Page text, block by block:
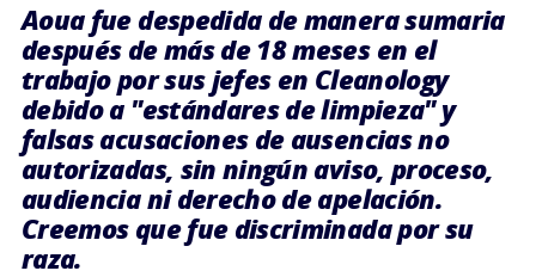
Aoua fue despedida de manera sumaria
después de más de 18 meses en el
trabajo por sus jefes en Cleanology
debido a "estándares de limpieza" y
falsas acusaciones de ausencias no
autorizadas, sin ningún aviso, proceso,
audiencia ni derecho de apelación.
Creemos que fue discriminada por su
raza.